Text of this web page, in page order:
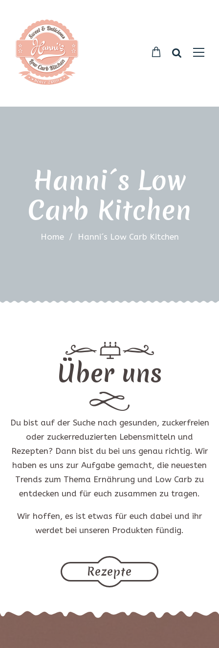
Hanni´s Low
Carb Kitchen
Home / Hanni´s Low Carb Kitchen
Über uns
Du bist auf der Suche nach gesunden, zuckerfreien
oder zuckerreduzierten Lebensmitteln und
Rezepten? Dann bist du bei uns genau richtig. Wir
haben es uns zur Aufgabe gemacht, die neuesten
Trends zum Thema Ernährung und Low Carb zu
entdecken und für euch zusammen zu tragen.
Wir hoffen, es ist etwas für euch dabei und ihr
werdet bei unseren Produkten fündig.
Rezepte